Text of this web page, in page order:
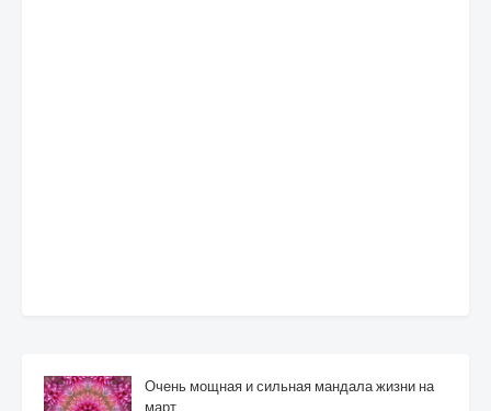
Очень мощная и сильная мандала жизни на